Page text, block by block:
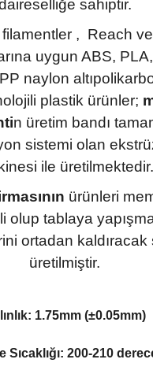
sahiptir.
, Reach
uygun ABS,
naylon
plastik ürünler;
n üretim bandı
sistemi olan
ile üretilmektedir.
ürünleri
olup tablaya
ortadan kaldıracak
üretilmiştir.
1.75mm (±0.05mm)
Sıcaklığı: 200-210